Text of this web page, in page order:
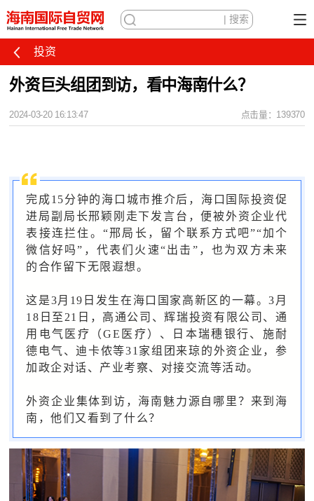
投资
外资巨头组团到访，看中海南什么？
2024-03-20 16:13:47 点击量：139370
完成15分钟的海口城市推介后，海口国际投资促
进局副局长邢颖刚走下发言台，便被外资企业代
表接连拦住。“邢局长，留个联系方式吧”“加个
微信好吗”，代表们火速“出击”，也为双方未来
的合作留下无限遐想。
这是3月19日发生在海口国家高新区的一幕。3月
18日至21日，高通公司、辉瑞投资有限公司、通
用电气医疗（GE医疗）、日本瑞穗银行、施耐
德电气、迪卡侬等31家组团来琼的外资企业，参
加政企对话、产业考察、对接交流等活动。
外资企业集体到访，海南魅力源自哪里？来到海
南，他们又看到了什么？